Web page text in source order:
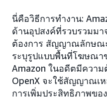
นี่คือวิธีการทำงาน:
ด้านอุปสงค์ที่รวบรวมม
ต้องการ สัญญาณลักษณ
ระบุรูปแบบพื้นที่โฆษณา
Amazon ในอดีตมีความ
OpenX จะใช้สัญญาณเ
การเพิ่มประสิทธิภาพขอ